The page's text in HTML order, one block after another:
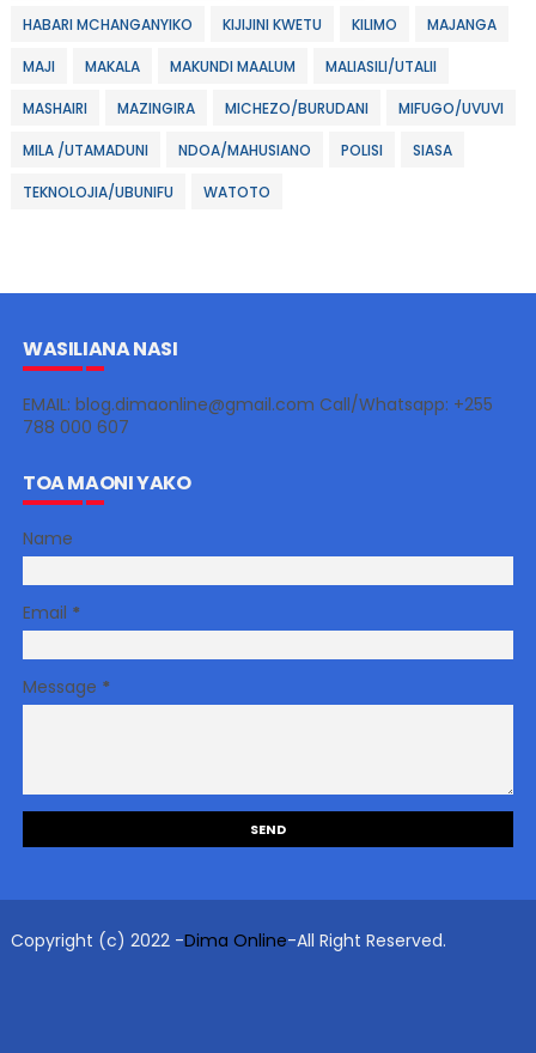
HABARI MCHANGANYIKO KIJIJINI KWETU KILIMO MAJANGA
MAJI MAKALA MAKUNDI MAALUM MALIASILI/UTALII
MASHAIRI MAZINGIRA MICHEZO/BURUDANI MIFUGO/UVUVI
MILA /UTAMADUNI NDOA/MAHUSIANO POLISI SIASA
TEKNOLOJIA/UBUNIFU WATOTO
WASILIANA NASI
EMAIL: blog.dimaonline@gmail.com Call/Whatsapp: +255
788 000 607
TOA MAONI YAKO
Name
Email *
Message *
Copyright (c) 2022 -Dima Online-All Right Reserved.